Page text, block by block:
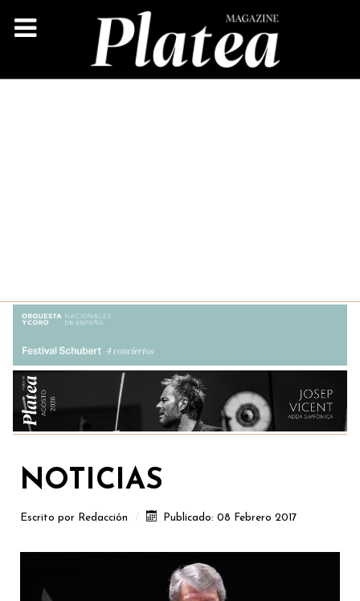
NOTICIAS
Escrito por Redacción Publicado: 08 Febrero 2017